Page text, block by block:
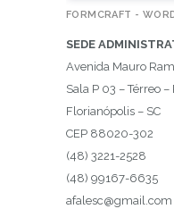
FORMCRAFT -
SEDE
Avenida Mauro
Sala P 03 – Térreo
Florianópolis – SC
CEP 88020-302
(48) 3221-2528
(48) 99167-6635
afalesc@gmail.com